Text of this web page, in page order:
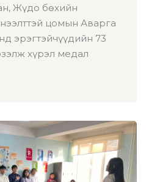
Жүдо бөхийн
цомын Аварга
эрэгтэйчүүдийн 73
хүрэл медал